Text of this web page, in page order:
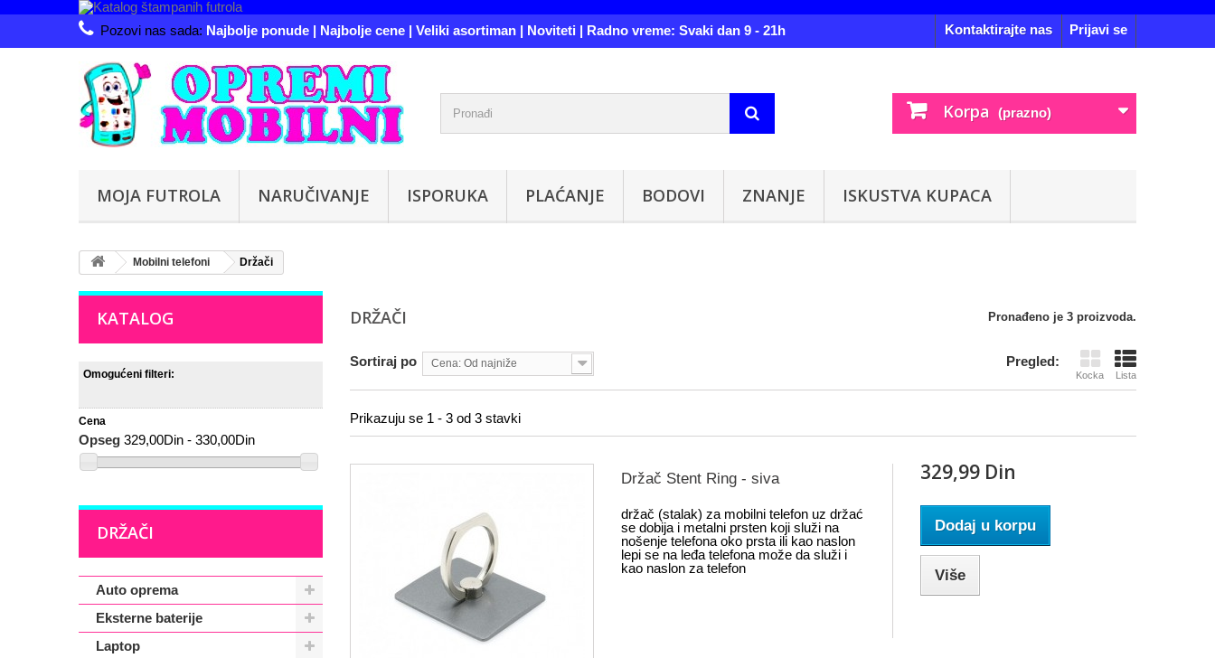
Prijavi se
Kontaktirajte nas
Pozovi nas sada: Najbolje ponude | Najbolje cene | Veliki asortiman | Noviteti | Radno vreme: Svaki dan 9 - 21h
Korpa (prazno)
MOJA FUTROLA NARUČIVANJE ISPORUKA PLAĆANJE BODOVI ZNANJE ISKUSTVA KUPACA
Mobilni telefoni Držači
KATALOG
Omogućeni filteri:
Cena
Opseg 329,00Din - 330,00Din
DRŽAČI
Auto oprema
Eksterne baterije
Laptop
DRŽAČI Pronađeno je 3 proizvoda.
Pregled:
Kocka Lista
Sortiraj po Cena: Od najniže
Prikazuju se 1 - 3 od 3 stavki
Držač Stent Ring - siva
držač (stalak) za mobilni telefon uz držać
se dobija i metalni prsten koji služi na
nošenje telefona oko prsta ili kao naslon
lepi se na leđa telefona može da služi i
kao naslon za telefon
329,99 Din
Dodaj u korpu
Više